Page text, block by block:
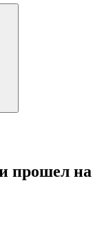
прошел на